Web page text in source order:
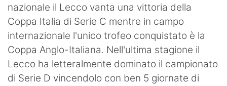
nazionale il Lecco vanta una vittoria della
Coppa Italia di Serie C mentre in campo
internazionale l'unico trofeo conquistato è la
Coppa Anglo-Italiana. Nell'ultima stagione il
Lecco ha letteralmente dominato il campionato
di Serie D vincendolo con ben 5 giornate di